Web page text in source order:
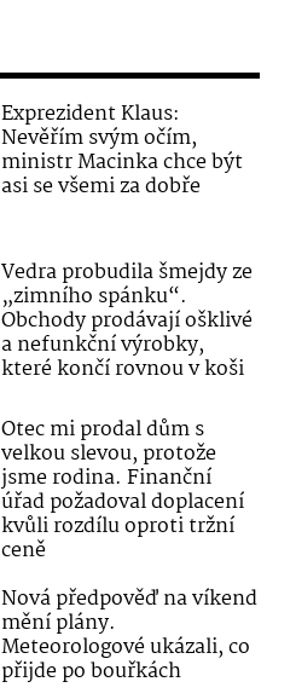
Exprezident Klaus:
Nevěřím svým očím,
ministr Macinka chce být
asi se všemi za dobře
Vedra probudila šmejdy ze
„zimního spánku“.
Obchody prodávají ošklivé
a nefunkční výrobky,
které končí rovnou v koši
Otec mi prodal dům s
velkou slevou, protože
jsme rodina. Finanční
úřad požadoval doplacení
kvůli rozdílu oproti tržní
ceně
Nová předpověď na víkend
mění plány.
Meteorologové ukázali, co
přijde po bouřkách